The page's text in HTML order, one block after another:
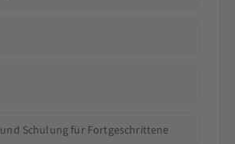
und Schulung für Fortgeschrittene